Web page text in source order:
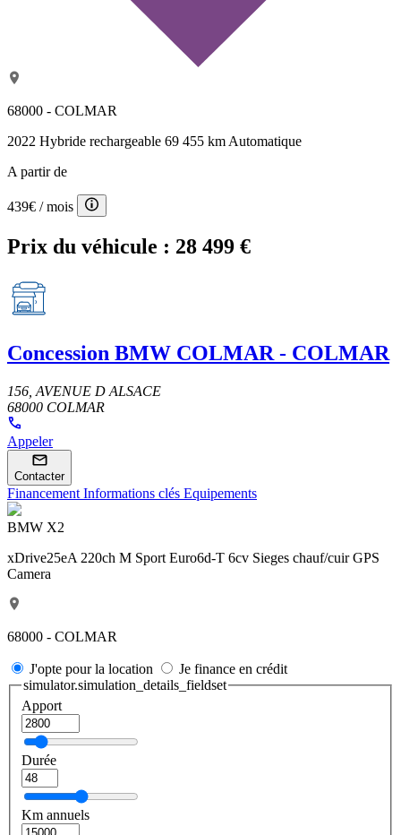
68000 - COLMAR
2022 Hybride rechargeable 69 455 km Automatique
A partir de
439€ / mois
Prix du véhicule : 28 499 €
Concession BMW COLMAR - COLMAR
156, AVENUE D ALSACE
68000 COLMAR
Appeler
Contacter
Financement Informations clés Equipements
BMW X2
xDrive25eA 220ch M Sport Euro6d-T 6cv Sieges chauf/cuir GPS
Camera
68000 - COLMAR
J'opte pour la location
Je finance en crédit
simulator.simulation_details_fieldset
Apport
Durée
Km annuels